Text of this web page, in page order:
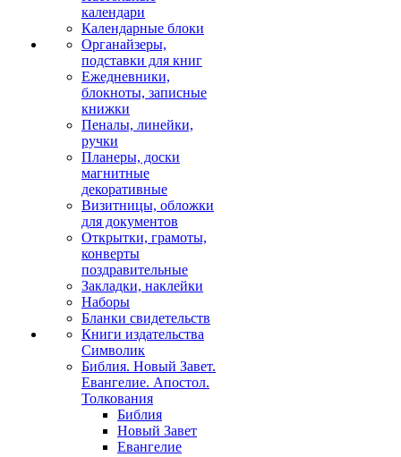
календари
Календарные блоки
Органайзеры,
подставки для книг
Ежедневники,
блокноты, записные
книжки
Пеналы, линейки,
ручки
Планеры, доски
магнитные
декоративные
Визитницы, обложки
для документов
Открытки, грамоты,
конверты
поздравительные
Закладки, наклейки
Наборы
Бланки свидетельств
Книги издательства
Символик
Библия. Новый Завет.
Евангелие. Апостол.
Толкования
Библия
Новый Завет
Евангелие